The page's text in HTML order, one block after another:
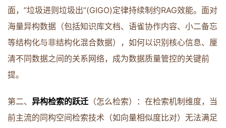
面，”垃圾进则垃圾出”(GIGO)定律持续制约RAG效能。面对
海量异构数据（包括知识库文档、语雀协作内容、小二备忘
等结构化与非结构化混合数据），如何以识别核心信息、厘
清不同数据之间的关系网络，成为数据质量管控的关键前
提。
第二、 异构检索的跃迁（怎么检索）：在检索机制维度，当
前主流的同构空间检索技术（如向量相似度比对）无法满足